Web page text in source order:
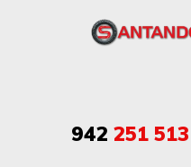
942 251